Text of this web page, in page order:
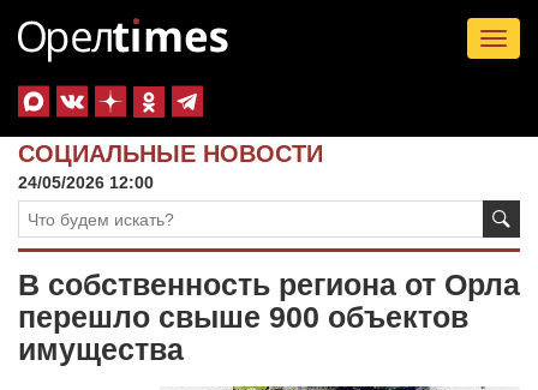
СОЦИАЛЬНЫЕ НОВОСТИ
24/05/2026 12:00
В собственность региона от Орла
перешло свыше 900 объектов
имущества